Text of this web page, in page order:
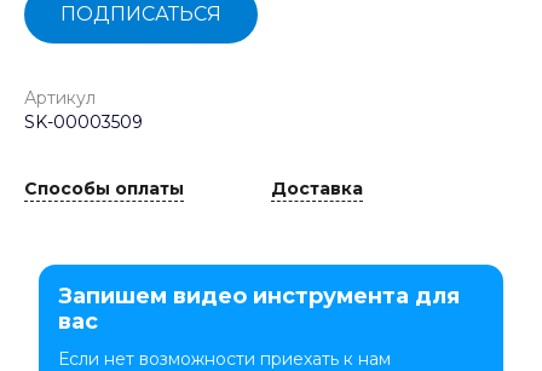
ПОДПИСАТЬСЯ
Артикул
SK-00003509
Способы оплаты Доставка
Запишем видео инструмента для
вас
Если нет возможности приехать к нам